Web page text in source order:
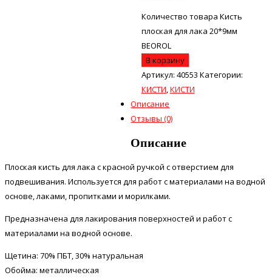
Количество товара Кисть
плоская для лака 20*9мм
BEOROL
В корзину
Артикул: 40553 Категории:
КИСТИ,КИСТИ
Описание
Отзывы (0)
Описание
Плоская кисть для лака с красной ручкой с отверстием для
подвешивания. Используется для работ с материалами на водной
основе, лаками, пропитками и морилками.
Предназначена для лакирования поверхностей и работ с
материалами на водной основе.
Щетина: 70% ПБТ, 30% натуральная
Обойма: металлическая